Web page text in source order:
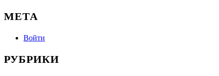
МЕТА
Войти
РУБРИКИ